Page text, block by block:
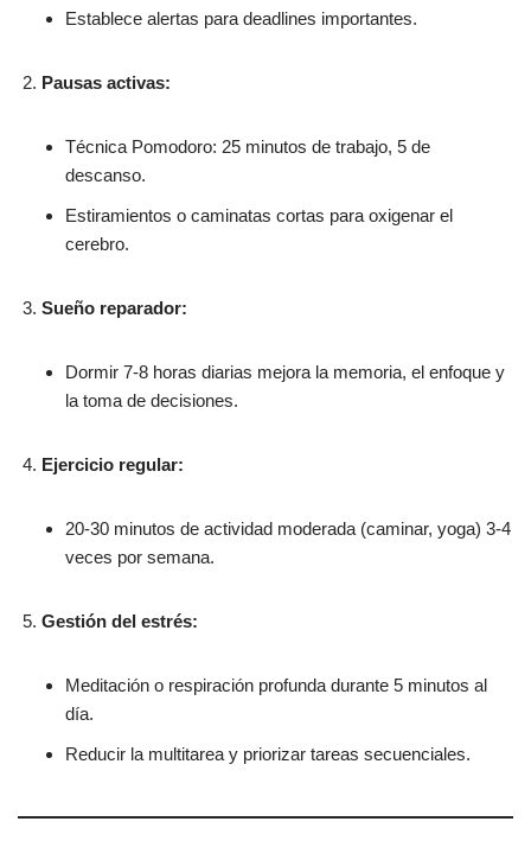
Establece alertas para deadlines importantes.
Pausas activas:
Técnica Pomodoro: 25 minutos de trabajo, 5 de
descanso.
Estiramientos o caminatas cortas para oxigenar el
cerebro.
Sueño reparador:
Dormir 7-8 horas diarias mejora la memoria, el enfoque y
la toma de decisiones.
Ejercicio regular:
20-30 minutos de actividad moderada (caminar, yoga) 3-4
veces por semana.
Gestión del estrés:
Meditación o respiración profunda durante 5 minutos al
día.
Reducir la multitarea y priorizar tareas secuenciales.